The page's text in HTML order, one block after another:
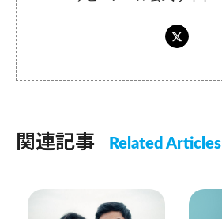
関連記事 Related Articles